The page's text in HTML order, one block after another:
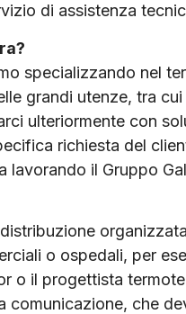
di assistenza
specializzando nel
grandi utenze, tra
ulteriormente con
richiesta del
lavorando il Gruppo
o ospedali, per
o il progettista
che